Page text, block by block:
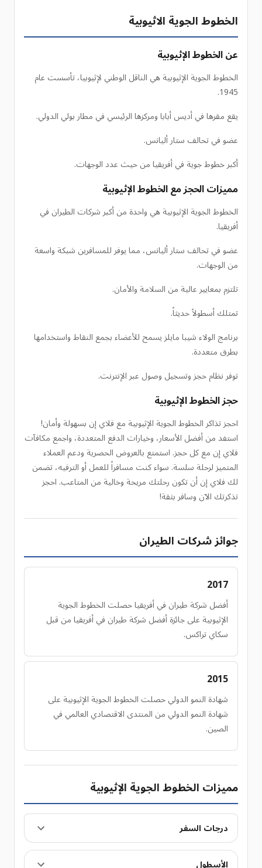
الخطوط الجوية الاثيوبية
عن الخطوط الإثيوبية
الخطوط الجوية الإثيوبية هي الناقل الوطني لإثيوبيا، تأسست عام
1945.
يقع مقرها في أديس أبابا ومركزها الرئيسي في مطار بولي الدولي.
عضو في تحالف ستار أليانس.
أكبر خطوط جوية في أفريقيا من حيث عدد الوجهات.
مميزات الحجز مع الخطوط الإثيوبية
الخطوط الجوية الإثيوبية هي واحدة من أكبر شركات الطيران في
أفريقيا.
عضو في تحالف ستار أليانس، مما يوفر للمسافرين شبكة واسعة
من الوجهات.
تلتزم بمعايير عالية من السلامة والأمان.
تمتلك أسطولاً حديثاً.
برنامج الولاء شيبا مايلز يسمح للأعضاء بجمع النقاط واستخدامها
بطرق متعددة.
توفر نظام حجز وتسجيل وصول عبر الإنترنت.
حجز الخطوط الإثيوبية
احجز تذاكر الخطوط الجوية الإثيوبية مع فلاي إن بسهولة وأمان!
استفد من أفضل الأسعار، وخيارات الدفع المتعددة، واجمع مكافآت
فلاي إن مع كل حجز. استمتع بالعروض الحصرية ودعم العملاء
المتميز لرحلة سلسة. سواء كنت مسافراً للعمل أو الترفيه، تضمن
لك فلاي إن أن تكون رحلتك مريحة وخالية من المتاعب. احجز
تذكرتك الآن وسافر بثقة!
جوائز شركات الطيران
2017
أفضل شركة طيران في أفريقيا حصلت الخطوط الجوية
الإثيوبية على جائزة أفضل شركة طيران في أفريقيا من قبل
سكاي تراكس.
2015
شهادة النمو الدولي حصلت الخطوط الجوية الإثيوبية على
شهادة النمو الدولي من المنتدى الاقتصادي العالمي في
الصين.
مميزات الخطوط الجوية الإثيوبية
درجات السفر
الأسطول